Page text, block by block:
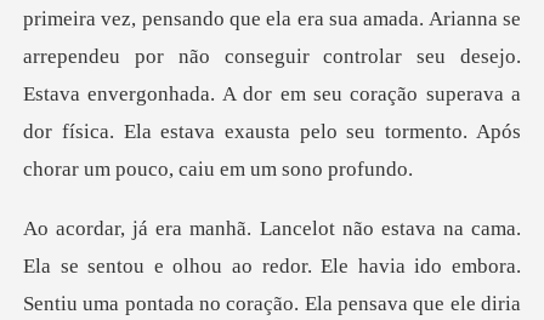
nsando que ela era sua amada. Arianna se
arrependeu por não conseguir controlar seu desejo.
Estava envergonhada. A dor e
edor. Ele havia ido embora.
Sentiu uma pontada no coração. Ela pensava que ele di